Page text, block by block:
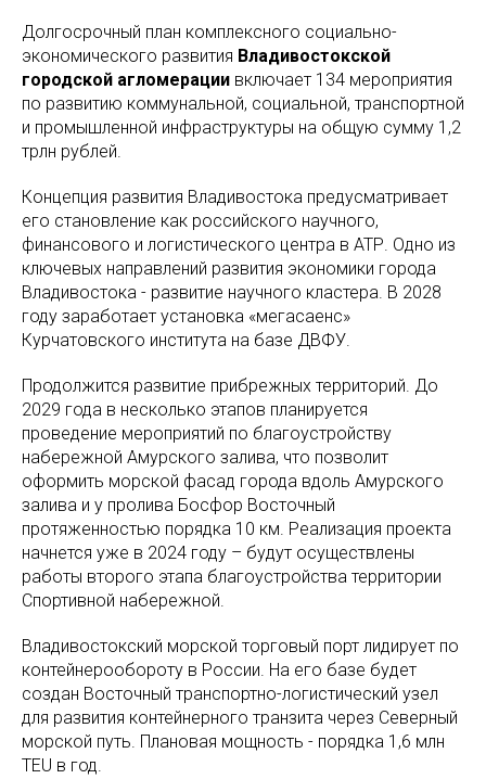
Долгосрочный план комплексного социально-
экономического развития Владивостокской
городской агломерации включает 134 мероприятия
по развитию коммунальной, социальной, транспортной
и промышленной инфраструктуры на общую сумму 1,2
трлн рублей.
Концепция развития Владивостока предусматривает
его становление как российского научного,
финансового и логистического центра в АТР. Одно из
ключевых направлений развития экономики города
Владивостока - развитие научного кластера. В 2028
году заработает установка «мегасаенс»
Курчатовского института на базе ДВФУ.
Продолжится развитие прибрежных территорий. До
2029 года в несколько этапов планируется
проведение мероприятий по благоустройству
набережной Амурского залива, что позволит
оформить морской фасад города вдоль Амурского
залива и у пролива Босфор Восточный
протяженностью порядка 10 км. Реализация проекта
начнется уже в 2024 году – будут осуществлены
работы второго этапа благоустройства территории
Спортивной набережной.
Владивостокский морской торговый порт лидирует по
контейнерообороту в России. На его базе будет
создан Восточный транспортно-логистический узел
для развития контейнерного транзита через Северный
морской путь. Плановая мощность - порядка 1,6 млн
TEU в год.